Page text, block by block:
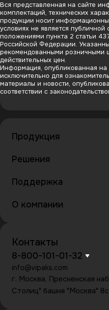
Вся представленная на сайте
комплектаций, технических
продукции носит
условиях не является
положениями пункта 2 статьи
Российской Федерации.
рекомендованными розничными
действительных цен.
Информация, опубликованная
исключительно для
материалы и новости,
соответствии с
Продукция
Решения
Поддержка
О компании
Контакты
8-800-101-01-32
info@vipaks.com
г. Москва, Пресненская
Столиц" башня "Москва"